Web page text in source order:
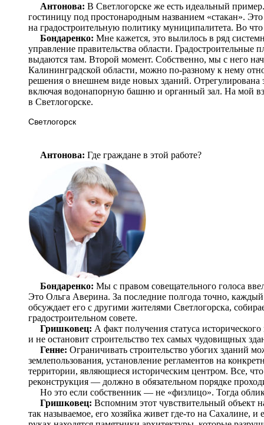
Антонова: В Светлогорске же есть идеальный
гостиницу под простонародным названием «стакан».
на градостроительную политику муниципалитета. Во
Бондаренко: Мне кажется, это вылилось в ряд
управление правительства области. Градостроительные
выдаются там. Второй момент. Собственно, мы с него
Калининградской области, можно по-разному к нему
решения о внешнем виде новых зданий.
включая водонапорную башню и органный зал. На мой
в Светлогорске.
Светлогорск
Антонова: Где граждане в этой работе?
Бондаренко: Мы с правом совещательного голоса
Это Ольга Аверина. За последние полгода точно, каждый
обсуждает его с другими жителями Светлогорска,
градостроительном совете.
Гришковец: А факт получения статуса
и не остановит строительство тех самых чудовищных
Генне: Ограничивать строительство убогих зданий
землепользования, установление регламентов на
территории, являющиеся историческим центром. Все,
реконструкция — должно в обязательном порядке
Но это если собственник — не «физлицо». Тогда
Гришковец: Вспомним этот чувствительный объект
так называемое, его хозяйка живет где-то на Сахалине,